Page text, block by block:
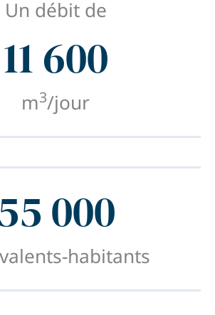
Un débit de
11 600
m3/jour
000
habitants